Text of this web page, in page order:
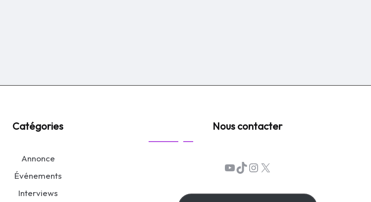
Catégories
Annonce
Événements
Interviews
Nous contacter
YouTube
TikTok
Instagram
X